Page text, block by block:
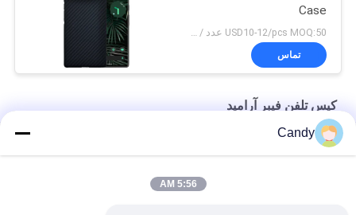
Case
تماس
کیس تلفن فیبر آرامید
کیس تلفن فیبر آرامید 10g مات برای آیفون SE 2020
Candy
5:56 AM